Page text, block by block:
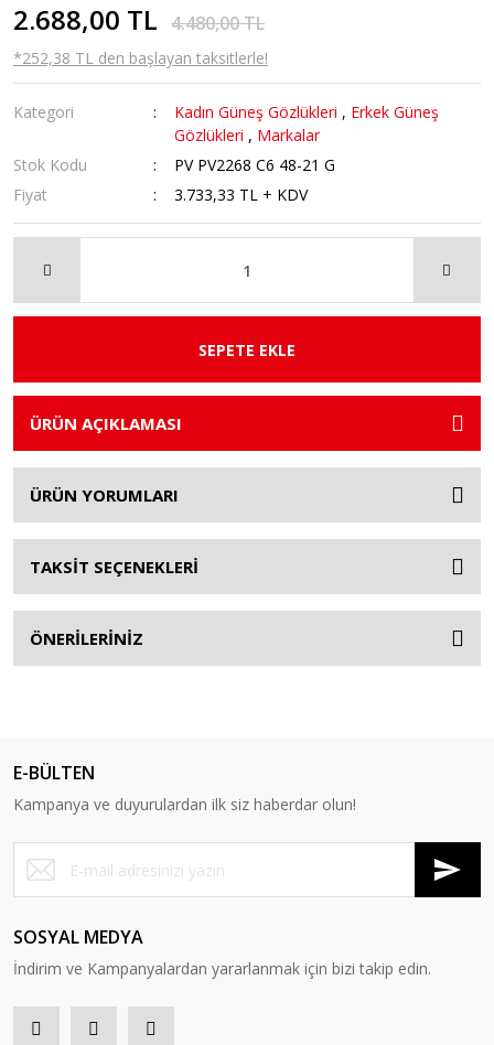
2.688,00 TL 4.480,00 TL
*252,38 TL den başlayan taksitlerle!
Kategori Kadın Güneş Gözlükleri , Erkek Güneş
Gözlükleri , Markalar
Stok Kodu
PV PV2268 C6 48-21 G
Fiyat
3.733,33 TL + KDV
SEPETE EKLE
ÜRÜN AÇIKLAMASI
ÜRÜN YORUMLARI
TAKSİT SEÇENEKLERİ
ÖNERİLERİNİZ
E-BÜLTEN
Kampanya ve duyurulardan ilk siz haberdar olun!
SOSYAL MEDYA
İndirim ve Kampanyalardan yararlanmak için bizi takip edin.